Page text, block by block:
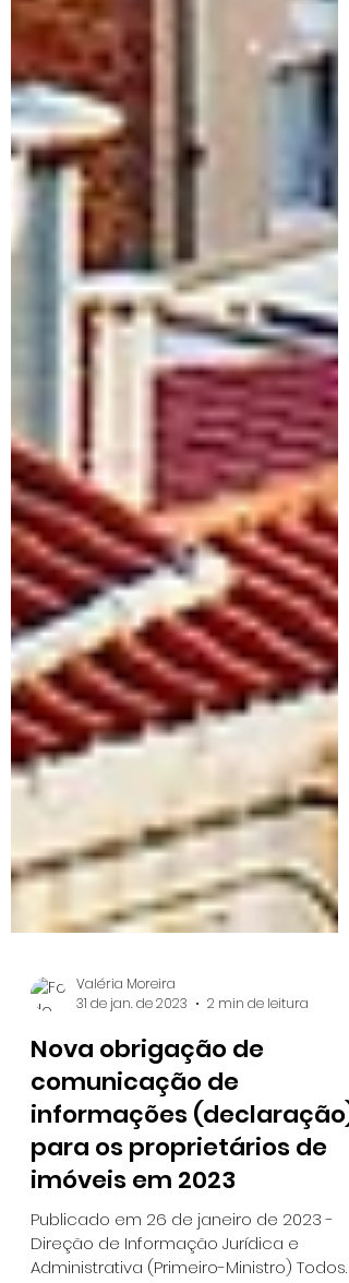
Valéria Moreira
31 de jan. de 2023
2 min de leitura
Nova obrigação de
comunicação de
informações (declaração)
para os proprietários de
imóveis em 2023